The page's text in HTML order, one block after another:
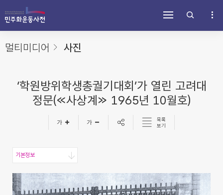
메
뉴
바
로
용
바
로
가
단
바
로
가멀티미디어 사진
‘학원방위학생총궐기대회’가 열린 고려대
정문(≪사상계≫ 1965년 10월호)
목록
보기
기본정보